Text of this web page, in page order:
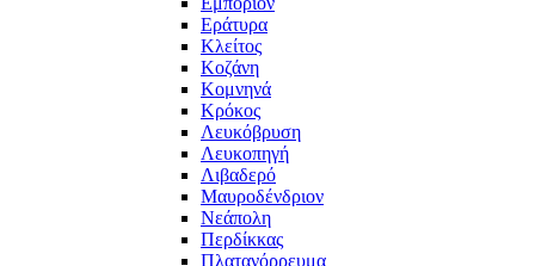
Εράτυρα
Κλείτος
Κοζάνη
Κομνηνά
Κρόκος
Λευκόβρυση
Λευκοπηγή
Λιβαδερό
Μαυροδένδριον
Νεάπολη
Περδίκκας
Πλατανόρρευμα